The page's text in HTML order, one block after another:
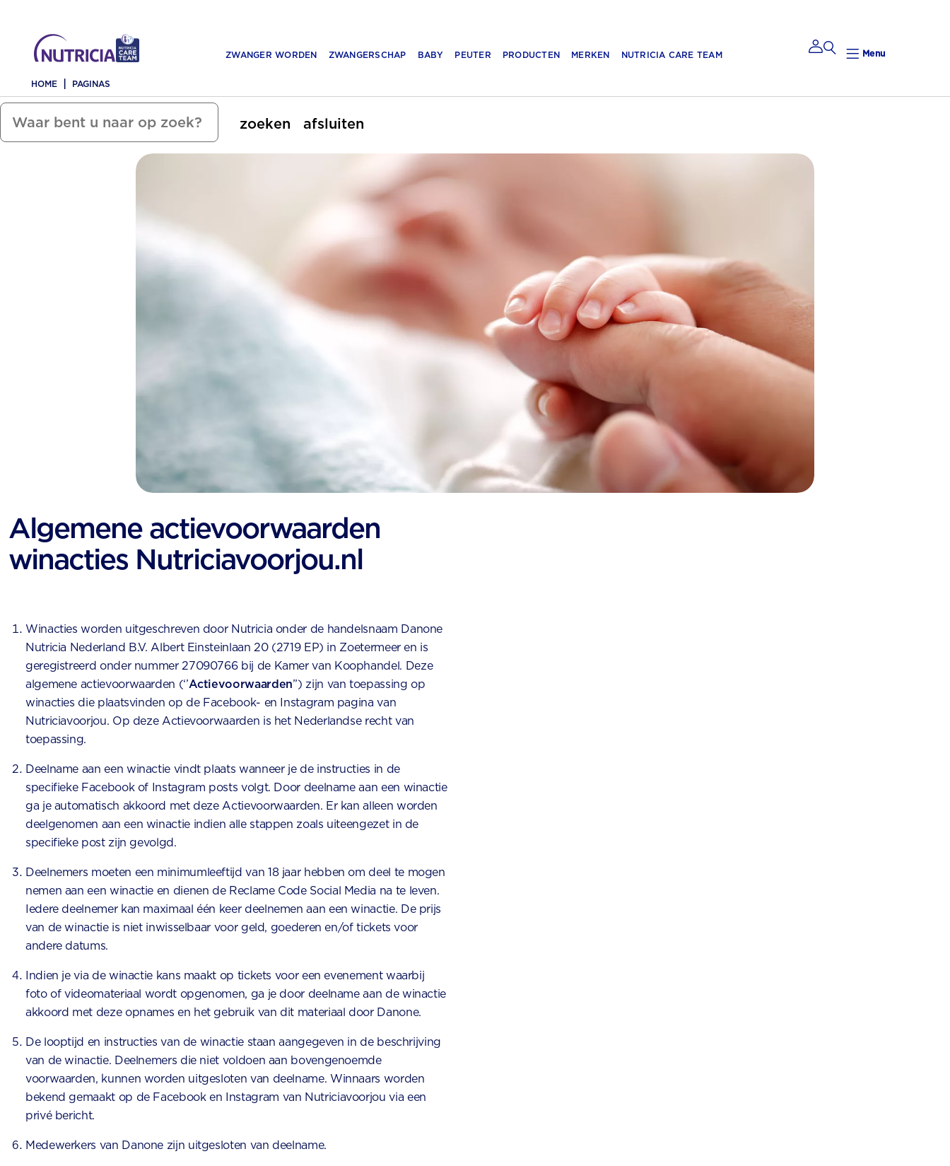
ZWANGER WORDEN ZWANGERSCHAP BABY PEUTER PRODUCTEN MERKEN NUTRICIA CARE TEAM
Nutricia
Mijn privacy
Menu
zoeken afsluiten
HOME PAGINAS
Algemene actievoorwaarden
winacties Nutriciavoorjou.nl
Winacties worden uitgeschreven door Nutricia onder de handelsnaam Danone
Nutricia Nederland B.V. Albert Einsteinlaan 20 (2719 EP) in Zoetermeer en is
geregistreerd onder nummer 27090766 bij de Kamer van Koophandel. Deze
algemene actievoorwaarden (‘’Actievoorwaarden’’) zijn van toepassing op
winacties die plaatsvinden op de Facebook- en Instagram pagina van
Nutriciavoorjou. Op deze Actievoorwaarden is het Nederlandse recht van
toepassing.
Deelname aan een winactie vindt plaats wanneer je de instructies in de
specifieke Facebook of Instagram posts volgt. Door deelname aan een winactie
ga je automatisch akkoord met deze Actievoorwaarden. Er kan alleen worden
deelgenomen aan een winactie indien alle stappen zoals uiteengezet in de
specifieke post zijn gevolgd.
Deelnemers moeten een minimumleeftijd van 18 jaar hebben om deel te mogen
nemen aan een winactie en dienen de Reclame Code Social Media na te leven.
Iedere deelnemer kan maximaal één keer deelnemen aan een winactie. De prijs
van de winactie is niet inwisselbaar voor geld, goederen en/of tickets voor
andere datums.
Indien je via de winactie kans maakt op tickets voor een evenement waarbij
foto of videomateriaal wordt opgenomen, ga je door deelname aan de winactie
akkoord met deze opnames en het gebruik van dit materiaal door Danone.
De looptijd en instructies van de winactie staan aangegeven in de beschrijving
van de winactie. Deelnemers die niet voldoen aan bovengenoemde
voorwaarden, kunnen worden uitgesloten van deelname. Winnaars worden
bekend gemaakt op de Facebook en Instagram van Nutriciavoorjou via een
privé bericht.
Medewerkers van Danone zijn uitgesloten van deelname.